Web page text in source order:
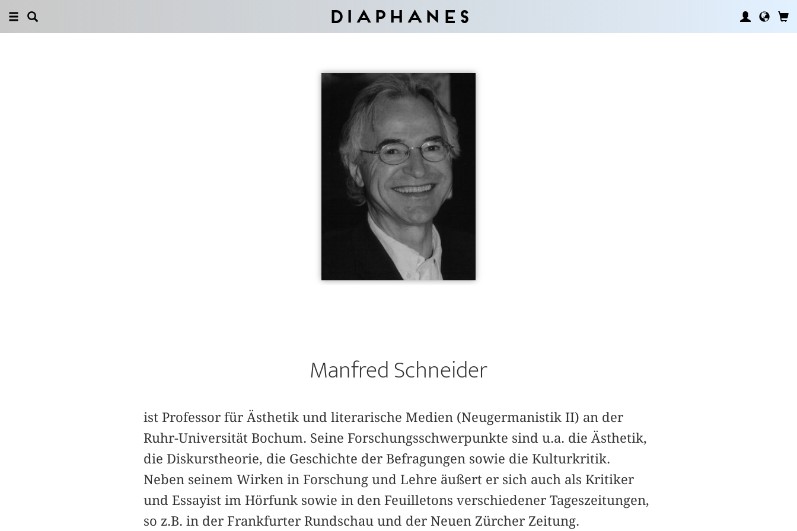
Diaphanes
Manfred Schneider
ist Professor für Ästhetik und literarische Medien (Neugermanistik II) an der
Ruhr-Universität Bochum. Seine Forschungsschwerpunkte sind u.a. die Ästhetik,
die Diskurstheorie, die Geschichte der Befragungen sowie die Kulturkritik.
Neben seinem Wirken in Forschung und Lehre äußert er sich auch als Kritiker
und Essayist im Hörfunk sowie in den Feuilletons verschiedener Tageszeitungen,
so z.B. in der Frankfurter Rundschau und der Neuen Zürcher Zeitung.